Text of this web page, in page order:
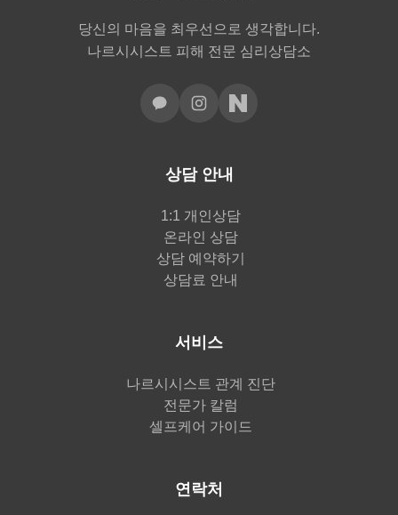
당신의 마음을 최우선으로 생각합니다.
나르시시스트 피해 전문 심리상담소
상담 안내
1:1 개인상담
온라인 상담
상담 예약하기
상담료 안내
서비스
나르시시스트 관계 진단
전문가 칼럼
셀프케어 가이드
연락처